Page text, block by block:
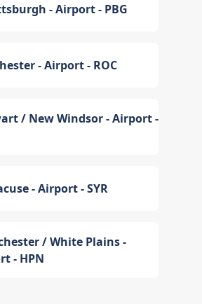
- Airport - PBG
- Airport - ROC
/ New Windsor - Airport -
- Airport - SYR
/ White Plains -
- HPN